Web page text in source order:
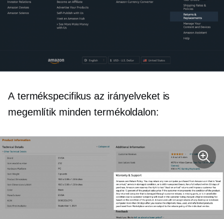
A termékspecifikus az irányelveket is
megemlítik minden termékoldalon: